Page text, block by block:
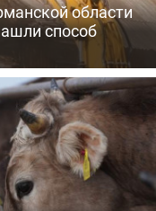
области
способ